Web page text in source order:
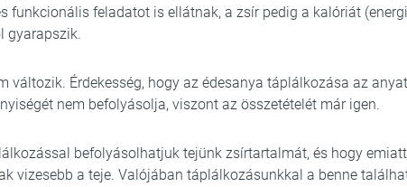
funkcionális feladatot is ellátnak, a zsír pedig a kalóriát
gyarapszik.
változik. Érdekesség, hogy az édesanya táplálkozása az
nem befolyásolja, viszont az összetételét már igen.
befolyásolhatjuk tejünk zsírtartalmát, és hogy emiatt
vizesebb a teje. Valójában táplálkozásunkkal a benne